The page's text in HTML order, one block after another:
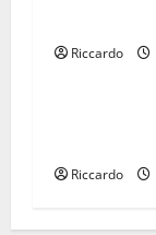
Riccardo
Istituzioni
Riccardo